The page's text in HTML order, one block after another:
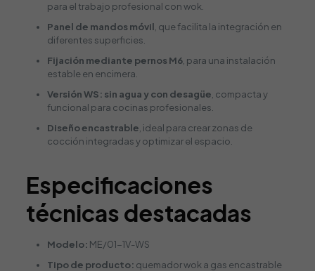
para el trabajo profesional con wok.
Panel de mandos móvil , que facilita la integración en
diferentes superficies.
Fijación mediante pernos M6, para una instalación
estable en encimera.
Versión WS: sin agua y con desagüe , compacta y
funcional para cocinas profesionales.
Diseño encastrable , ideal para crear zonas de
cocción integradas y optimizar el espacio.
Especificaciones
técnicas destacadas
Modelo: ME/01-1V-WS
Tipo de producto: quemador wok a gas encastrable